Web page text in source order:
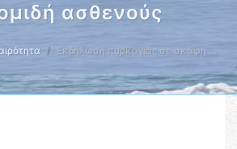
ασθενούς
Εκδήλωση πυρκαγιάς σε σκάφη …